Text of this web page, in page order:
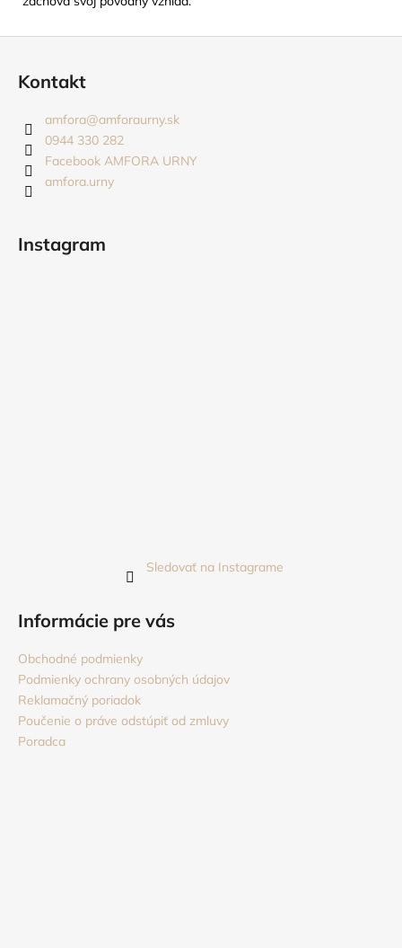
Kontakt
amfora@amforaurny.sk
0944 330 282
Facebook AMFORA URNY
amfora.urny
Instagram
Sledovať na Instagrame
Informácie pre vás
Obchodné podmienky
Podmienky ochrany osobných údajov
Reklamačný poriadok
Poučenie o práve odstúpiť od zmluvy
Poradca